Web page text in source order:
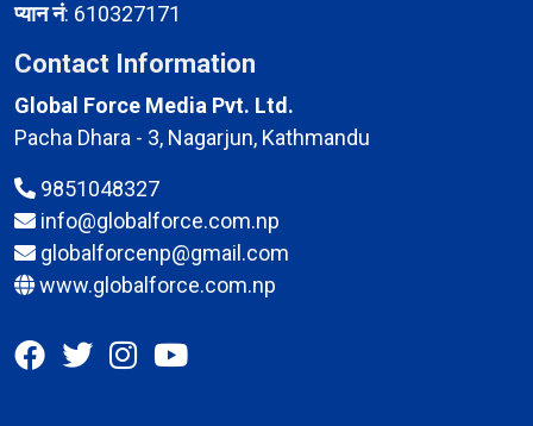
प्यान नं: 610327171
Contact Information
Global Force Media Pvt. Ltd.
Pacha Dhara - 3, Nagarjun, Kathmandu
9851048327
info@globalforce.com.np
globalforcenp@gmail.com
www.globalforce.com.np